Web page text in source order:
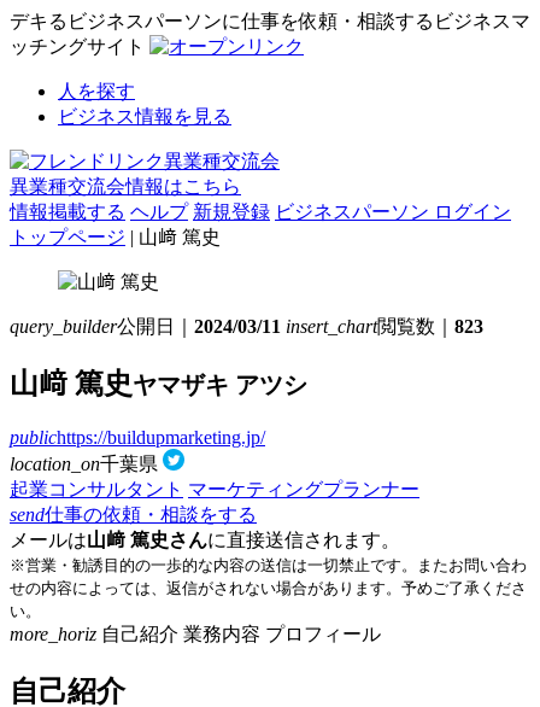
デキるビジネスパーソンに仕事を依頼・相談するビジネスマ
ッチングサイト
人を探す
ビジネス情報を見る
異業種交流会情報はこちら
情報掲載する ヘルプ 新規登録 ビジネスパーソン ログイン
トップページ | 山﨑 篤史
query_builder公開日｜ 2024/03/11 insert_chart閲覧数｜ 823
山﨑 篤史ヤマザキ アツシ
publichttps://buildupmarketing.jp/
location_on千葉県
起業コンサルタント マーケティングプランナー
send仕事の依頼・相談をする
メールは山﨑 篤史さんに直接送信されます。
※営業・勧誘目的の一歩的な内容の送信は一切禁止です。またお問い合わ
せの内容によっては、返信がされない場合があります。予めご了承くださ
い。
more_horiz 自己紹介 業務内容 プロフィール
自己紹介